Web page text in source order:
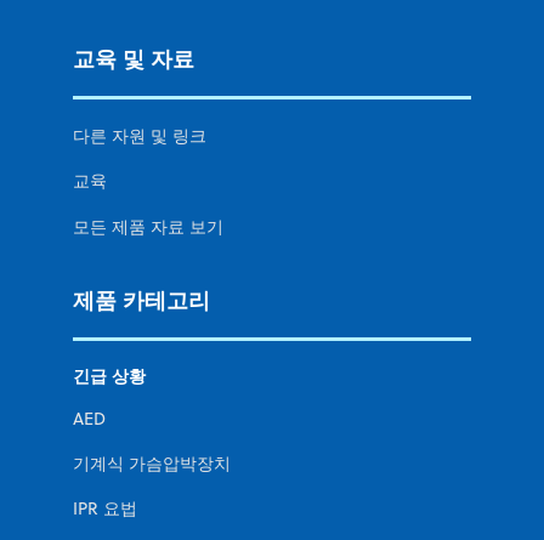
교육 및 자료
다른 자원 및 링크
교육
모든 제품 자료 보기
제품 카테고리
긴급 상황
AED
기계식 가슴압박장치
IPR 요법